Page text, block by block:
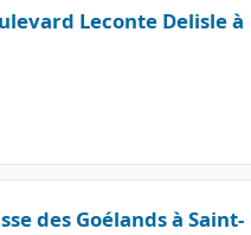
Leconte Delisle à
des Goélands à Saint-